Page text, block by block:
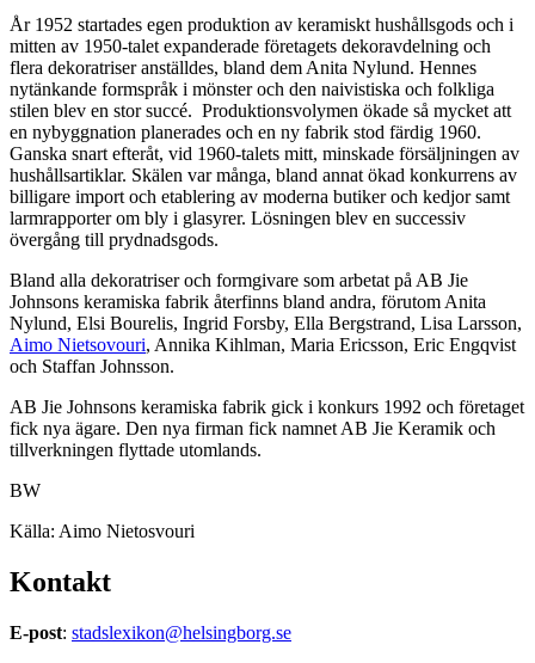
År 1952 startades egen produktion av keramiskt hushållsgods och i
mitten av 1950-talet expanderade företagets dekoravdelning och
flera dekoratriser anställdes, bland dem Anita Nylund. Hennes
nytänkande formspråk i mönster och den naivistiska och folkliga
stilen blev en stor succé. Produktionsvolymen ökade så mycket att
en nybyggnation planerades och en ny fabrik stod färdig 1960.
Ganska snart efteråt, vid 1960-talets mitt, minskade försäljningen av
hushållsartiklar. Skälen var många, bland annat ökad konkurrens av
billigare import och etablering av moderna butiker och kedjor samt
larmrapporter om bly i glasyrer. Lösningen blev en successiv
övergång till prydnadsgods.
Bland alla dekoratriser och formgivare som arbetat på AB Jie
Johnsons keramiska fabrik återfinns bland andra, förutom Anita
Nylund, Elsi Bourelis, Ingrid Forsby, Ella Bergstrand, Lisa Larsson,
Aimo Nietsovouri, Annika Kihlman, Maria Ericsson, Eric Engqvist
och Staffan Johnsson.
AB Jie Johnsons keramiska fabrik gick i konkurs 1992 och företaget
fick nya ägare. Den nya firman fick namnet AB Jie Keramik och
tillverkningen flyttade utomlands.
BW
Källa: Aimo Nietosvouri
Kontakt
E-post: stadslexikon@helsingborg.se